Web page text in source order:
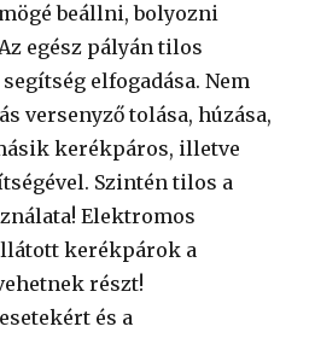
beállni, bolyozni
egész pályán tilos
elfogadása. Nem
versenyző tolása, húzása,
kerékpáros, illetve
Szintén tilos a
Elektromos
kerékpárok a
részt!
és a